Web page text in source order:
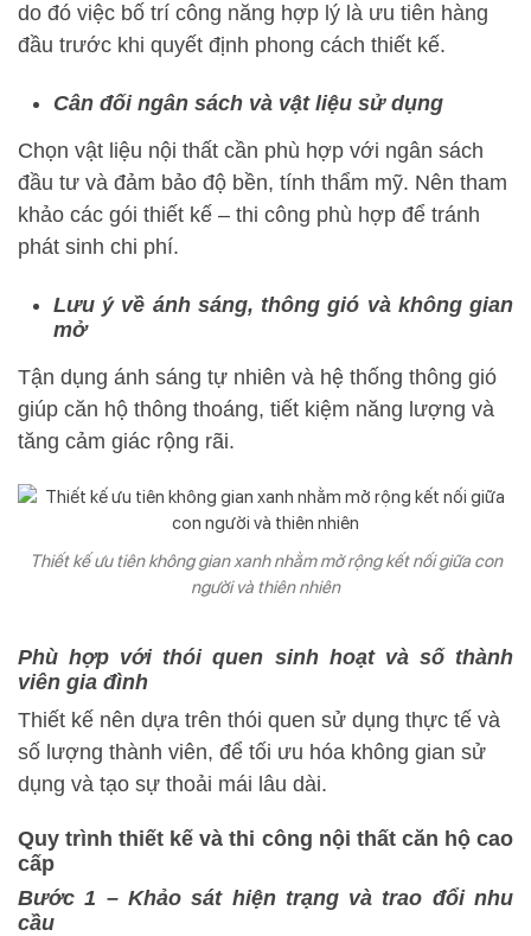
do đó việc bố trí công năng hợp lý là ưu tiên hàng
đầu trước khi quyết định phong cách thiết kế.
Cân đối ngân sách và vật liệu sử dụng
Chọn vật liệu nội thất cần phù hợp với ngân sách
đầu tư và đảm bảo độ bền, tính thẩm mỹ. Nên tham
khảo các gói thiết kế – thi công phù hợp để tránh
phát sinh chi phí.
Lưu ý về ánh sáng, thông gió và không gian
mở
Tận dụng ánh sáng tự nhiên và hệ thống thông gió
giúp căn hộ thông thoáng, tiết kiệm năng lượng và
tăng cảm giác rộng rãi.
Thiết kế ưu tiên không gian xanh nhằm mở rộng kết nối giữa con
người và thiên nhiên
Phù hợp với thói quen sinh hoạt và số thành
viên gia đình
Thiết kế nên dựa trên thói quen sử dụng thực tế và
số lượng thành viên, để tối ưu hóa không gian sử
dụng và tạo sự thoải mái lâu dài.
Quy trình thiết kế và thi công nội thất căn hộ cao
cấp
Bước 1 – Khảo sát hiện trạng và trao đổi nhu
cầu